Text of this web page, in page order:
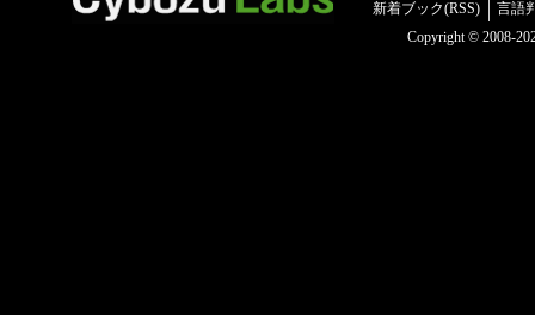
新着ブック(RSS)
言語
Copyright © 2008-